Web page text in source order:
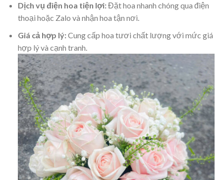
Dịch vụ điện hoa tiện lợi:Đặt hoa nhanh chóng qua điện
thoại hoặc Zalo và nhận hoa tận nơi.
Giá cả hợp lý:Cung cấp hoa tươi chất lượng với mức giá
hợp lý và cạnh tranh.